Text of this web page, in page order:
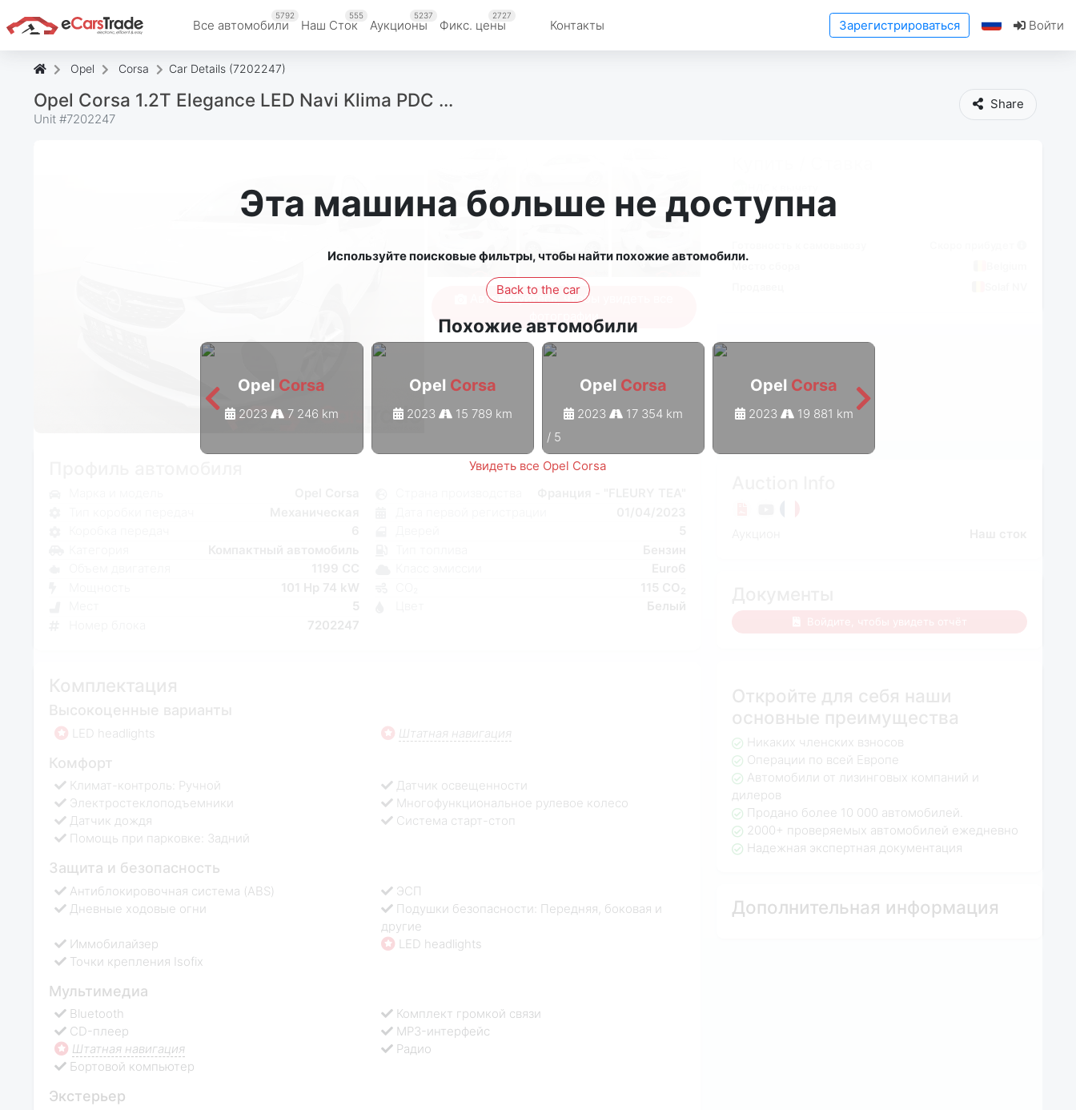
Все автомобили
5792
Наш Cток
555
Аукционы
5237
Фикс. цены
2727
Контакты Зарегистрироваться Войти
Opel Corsa Car Details (7202247)
Opel Corsa 1.2T Elegance LED Navi Klima PDC ...
Unit #7202247
Share
Эта машина больше не доступна
Используйте поисковые фильтры, чтобы найти похожие автомобили.
Back to the car
Похожие автомобили
Opel Corsa
2023 7 246 km
Opel Corsa
2023 15 789 km
Opel Corsa
2023 17 354 km
Opel Corsa
2023 19 881 km
/ 5
Увидеть все Opel Corsa
Откройте для себя наши
основные преимущества
Никаких членских взносов
Операции по всей Европе
Автомобили от лизинговых компаний и
дилеров
Продано более 10 000 автомобилей.
2000+ проверяемых автомобилей ежедневно
Надежная экспертная документация
Дополнительная информация
Авторизуйтесь, чтобы увидеть все
фотографии
5
7202247
Белый
Комплектация
Высокоценные варианты
LED headlights Штатная навигация
Комфорт
Климат-контроль: Ручной
Электростеклоподъемники
Датчик освещенности
Многофункциональное рулевое колесо
Датчик дождя
Помощь при парковке: Задний
Система старт-стоп
Защита и безопасность
Антиблокировочная система (ABS)
Дневные ходовые огни
ЭСП
Подушки безопасности: Передняя, боковая и
другие
Иммобилайзер
Точки крепления Isofix
LED headlights
Мультимедиа
Bluetooth
CD-плеер
Комплект громкой связи
MP3-интерфейс
Штатная навигация
Бортовой компьютер
Радио
Экстерьер